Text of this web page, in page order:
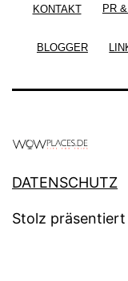
KONTAKT PR
BLOGGER
DATENSCHUTZ
Stolz